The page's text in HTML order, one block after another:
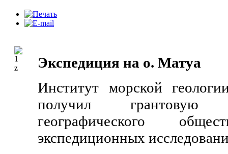
Экспедиция на о. Матуа
Институт морской
получил грантовую
географического
экспедиционных